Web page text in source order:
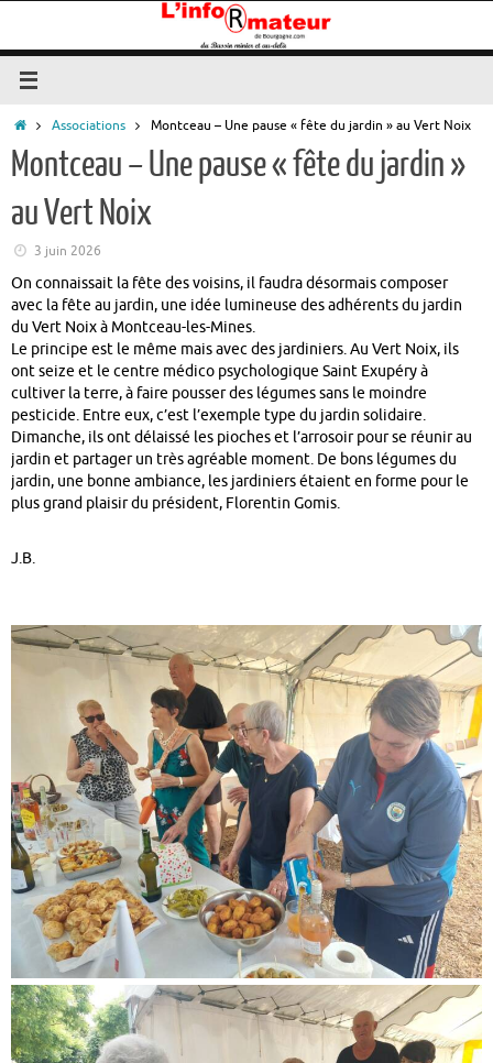
contenu
Accueil
Associations Montceau – Une pause « fête du jardin » au Vert Noix
Montceau – Une pause « fête du jardin »
au Vert Noix
3 juin 2026
On connaissait la fête des voisins, il faudra désormais composer
avec la fête au jardin, une idée lumineuse des adhérents du jardin
du Vert Noix à Montceau-les-Mines.
Le principe est le même mais avec des jardiniers. Au Vert Noix, ils
ont seize et le centre médico psychologique Saint Exupéry à
cultiver la terre, à faire pousser des légumes sans le moindre
pesticide. Entre eux, c’est l’exemple type du jardin solidaire.
Dimanche, ils ont délaissé les pioches et l’arrosoir pour se réunir au
jardin et partager un très agréable moment. De bons légumes du
jardin, une bonne ambiance, les jardiniers étaient en forme pour le
plus grand plaisir du président, Florentin Gomis.
J.B.